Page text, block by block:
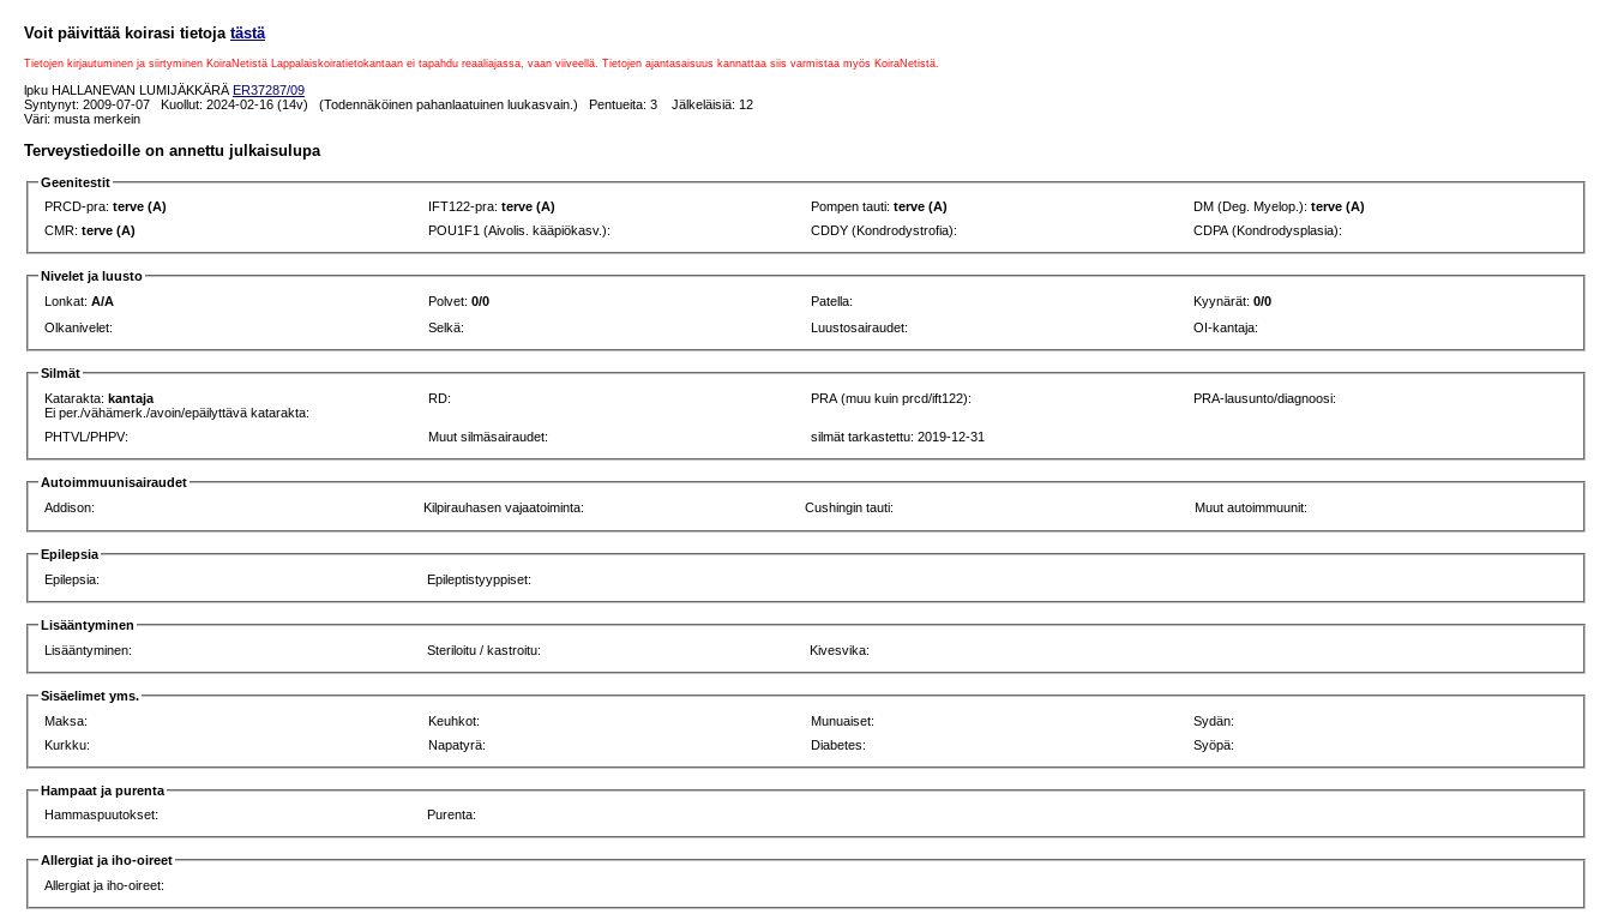
Voit päivittää koirasi tietoja tästä
Tietojen kirjautuminen ja siirtyminen KoiraNetistä Lappalaiskoiratietokantaan ei tapahdu reaaliajassa, vaan viiveellä. Tietojen ajantasaisuus kannattaa siis varmistaa myös KoiraNetistä.
lpku HALLANEVAN LUMIJÄKKÄRÄ ER37287/09
Syntynyt: 2009-07-07 Kuollut: 2024-02-16 (14v) (Todennäköinen pahanlaatuinen luukasvain.) Pentueita: 3 Jälkeläisiä: 12
Väri: musta merkein
Terveystiedoille on annettu julkaisulupa
Geenitestit
PRCD-pra:terve (A) IFT122-pra:terve (A) Pompen tauti:terve (A) DM (Deg. Myelop.):terve (A)
CMR:terve (A) POU1F1 (Aivolis. kääpiökasv.): CDDY (Kondrodystrofia): CDPA (Kondrodysplasia):
Nivelet ja luusto
Lonkat:A/A Polvet:0/0 Patella: Kyynärät:0/0
Olkanivelet:
Selkä: Luustosairaudet: OI-kantaja:
Silmät
Katarakta:kantaja
Ei per./vähämerk./avoin/epäilyttävä katarakta:
RD: PRA (muu kuin prcd/ift122): PRA-lausunto/diagnoosi:
PHTVL/PHPV: Muut silmäsairaudet: silmät tarkastettu: 2019-12-31
Autoimmuunisairaudet
Addison:
Kilpirauhasen vajaatoiminta: Cushingin tauti: Muut autoimmuunit:
Epilepsia
Epilepsia:
Epileptistyyppiset:
Lisääntyminen
Lisääntyminen:
Steriloitu / kastroitu: Kivesvika:
Sisäelimet yms.
Maksa:
Keuhkot: Munuaiset:
Sydän:
Kurkku:
Napatyrä: Diabetes: Syöpä:
Hampaat ja purenta
Hammaspuutokset:
Purenta:
Allergiat ja iho-oireet
Allergiat ja iho-oireet: